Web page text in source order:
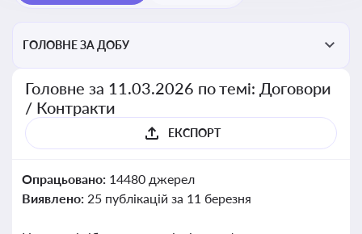
ГОЛОВНЕ ЗА ДОБУ
Головне за 11.03.2026 по темі: Договори
/ Контракти
ЕКСПОРТ
Опрацьовано: 14480 джерел
Виявлено: 25 публікацій за 11 березня